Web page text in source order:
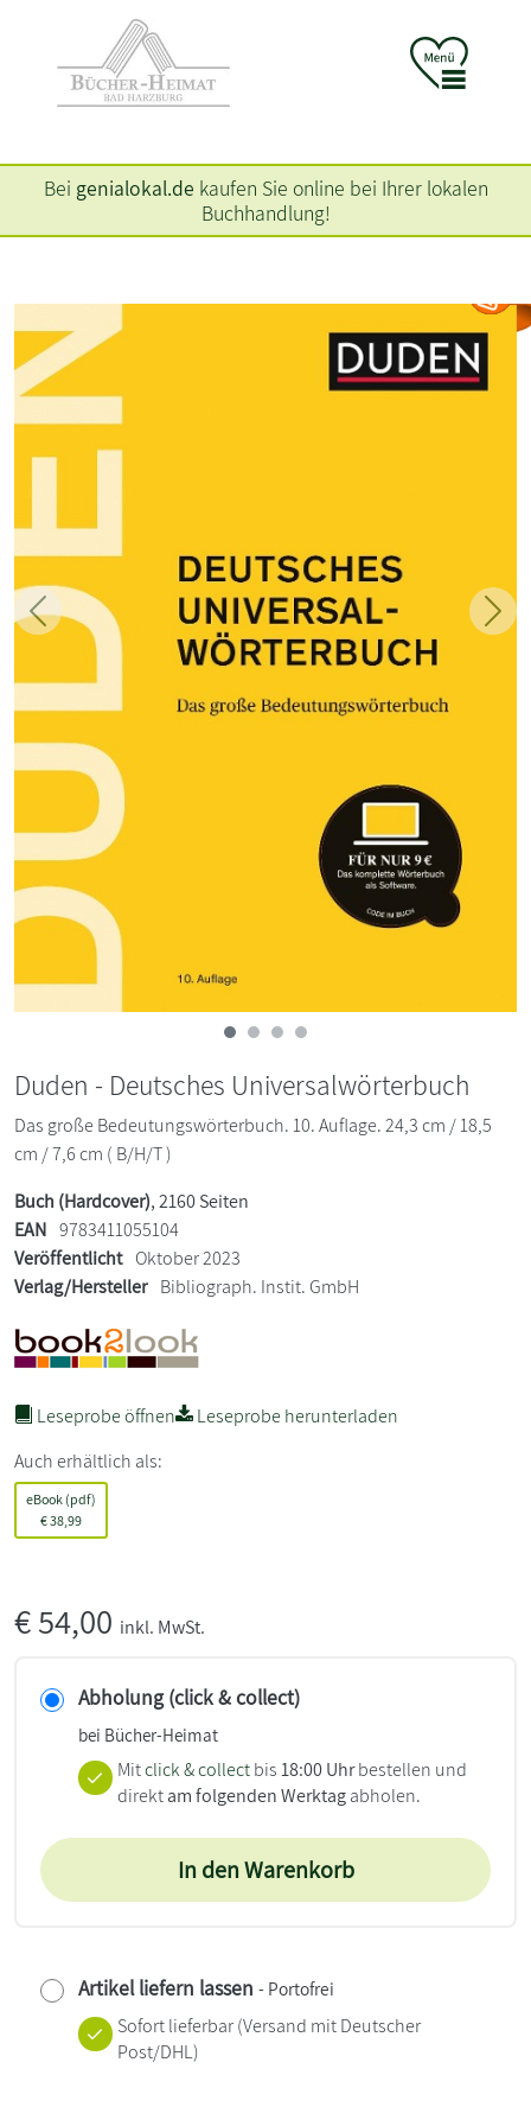
Bei genialokal.de kaufen Sie online bei Ihrer lokalen
Buchhandlung!
Zurück
Duden - Deutsches Universalwörterbuch
Das große Bedeutungswörterbuch. 10. Auflage. 24,3 cm / 18,5
cm / 7,6 cm ( B/H/T )
Buch (Hardcover), 2160 Seiten
EAN 9783411055104
Veröffentlicht Oktober 2023
Verlag/Hersteller Bibliograph. Instit. GmbH
Leseprobe öffnen
Leseprobe herunterladen
Auch erhältlich als:
eBook (pdf)
€38,99
€54,00 inkl. MwSt.
Abholung (click & collect)
bei Bücher-Heimat
Mitclick & collect bis18:00 Uhrbestellen und
direktam folgenden Werktagabholen.
In den Warenkorb
Artikel liefern lassen - Portofrei
Sofort lieferbar(Versand mit Deutscher
Post/DHL)